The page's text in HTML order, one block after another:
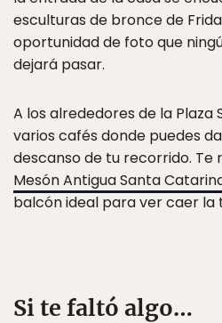
esculturas de bronce de
oportunidad de foto que
dejará pasar.
A los alrededores de la Plaza
varios cafés donde puedes
descanso de tu recorrido. Te
Mesón Antigua Santa
balcón ideal para ver caer la
Si te faltó algo…